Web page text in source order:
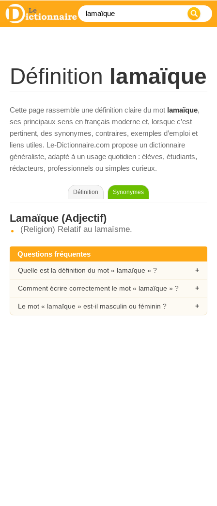
Définition lamaïque
Cette page rassemble une définition claire du mot lamaïque,
ses principaux sens en français moderne et, lorsque c’est
pertinent, des synonymes, contraires, exemples d’emploi et
liens utiles. Le-Dictionnaire.com propose un dictionnaire
généraliste, adapté à un usage quotidien : élèves, étudiants,
rédacteurs, professionnels ou simples curieux.
Définition Synonymes
Lamaïque (Adjectif)
(Religion) Relatif au lamaïsme.
Questions fréquentes
Quelle est la définition du mot « lamaïque » ?
Comment écrire correctement le mot « lamaïque » ?
Le mot « lamaïque » est-il masculin ou féminin ?